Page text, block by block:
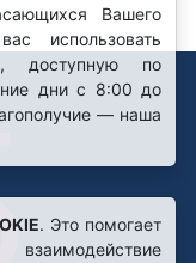
Вашего
использовать
доступную по
дни с 8:00 до
— наша
. Это помогает